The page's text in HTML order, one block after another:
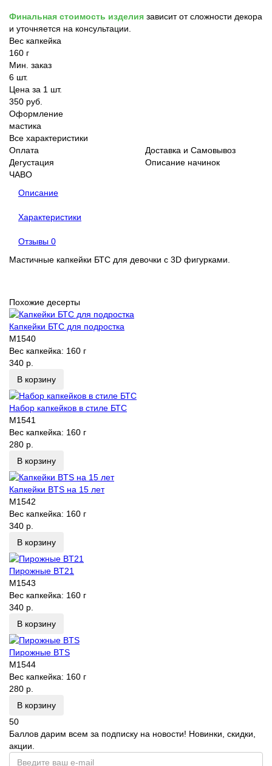
Финальная стоимость изделия зависит от сложности декора
и уточняется на консультации.
Вес капкейка
160 г
Мин. заказ
6 шт.
Цена за 1 шт.
350 руб.
Оформление
мастика
Все характеристики
Оплата
Доставка и Самовывоз
Дегустация
Описание начинок
ЧАВО
Описание
Характеристики
Отзывы 0
Мастичные капкейки БТС для девочки с 3D фигурками.
Похожие десерты
Капкейки БТС для подростка
M1540
Вес капкейка: 160 г
340 р.
В корзину
Набор капкейков в стиле БТС
M1541
Вес капкейка: 160 г
280 р.
В корзину
Капкейки BTS на 15 лет
M1542
Вес капкейка: 160 г
340 р.
В корзину
Пирожные BT21
M1543
Вес капкейка: 160 г
340 р.
В корзину
Пирожные BTS
M1544
Вес капкейка: 160 г
280 р.
В корзину
50
Баллов дарим всем за подписку на новости! Новинки, скидки,
акции.